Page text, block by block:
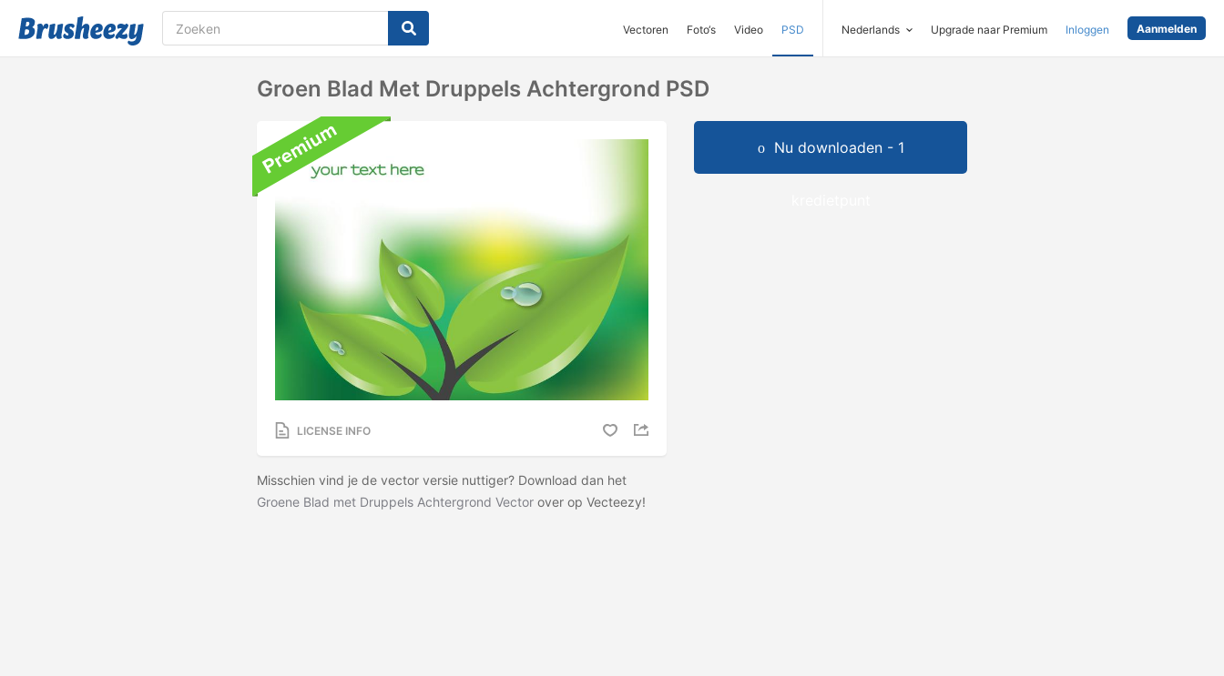
Vectoren Foto‘s Video PSD Nederlands Upgrade naar Premium Inloggen Aanmelden
Groen Blad Met Druppels Achtergrond PSD
LICENSE INFO
Misschien vind je de vector versie nuttiger? Download dan het
Groene Blad met Druppels Achtergrond Vector over op Vecteezy!
Nu downloaden - 1